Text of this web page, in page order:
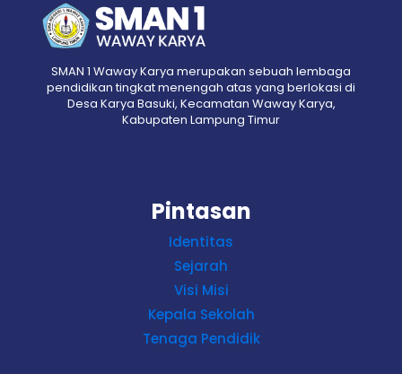
SMAN 1 Waway Karya merupakan sebuah lembaga
pendidikan tingkat menengah atas yang berlokasi di
Desa Karya Basuki, Kecamatan Waway Karya,
Kabupaten Lampung Timur
Pintasan
Identitas
Sejarah
Visi Misi
Kepala Sekolah
Tenaga Pendidik